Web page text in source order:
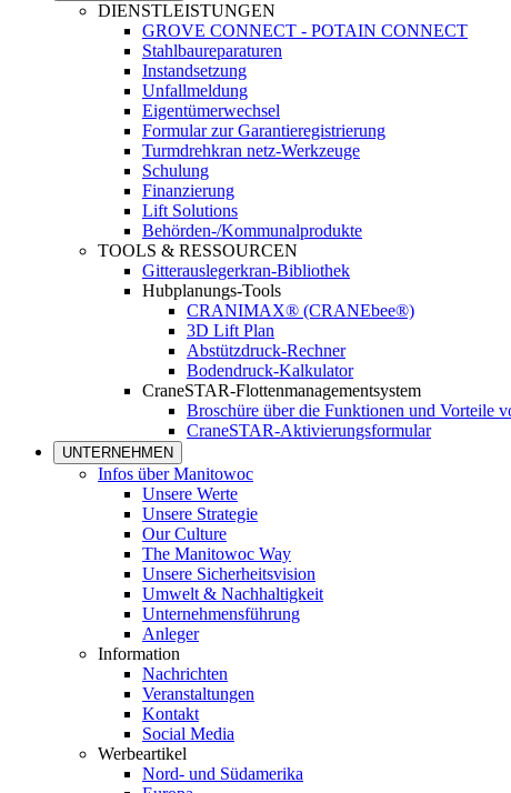
DIENSTLEISTUNGEN
GROVE CONNECT - POTAIN CONNECT
Stahlbaureparaturen
Instandsetzung
Unfallmeldung
Eigentümerwechsel
Formular zur Garantieregistrierung
Turmdrehkran netz-Werkzeuge
Schulung
Finanzierung
Lift Solutions
Behörden-/Kommunalprodukte
TOOLS & RESSOURCEN
Gitterauslegerkran-Bibliothek
Hubplanungs-Tools
CRANIMAX® (CRANEbee®)
3D Lift Plan
Abstützdruck-Rechner
Bodendruck-Kalkulator
CraneSTAR-Flottenmanagementsystem
Broschüre über die Funktionen und Vorteile
CraneSTAR-Aktivierungsformular
UNTERNEHMEN
Infos über Manitowoc
Unsere Werte
Unsere Strategie
Our Culture
The Manitowoc Way
Unsere Sicherheitsvision
Umwelt & Nachhaltigkeit
Unternehmensführung
Anleger
Information
Nachrichten
Veranstaltungen
Kontakt
Social Media
Werbeartikel
Nord- und Südamerika